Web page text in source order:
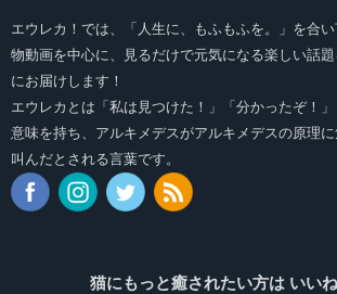
エウレカ！では、「人生に、もふもふを。」を合
物動画を中心に、見るだけで元気になる楽しい話
にお届けします！
エウレカとは「私は見つけた！」「分かったぞ！
意味を持ち、アルキメデスがアルキメデスの原理
叫んだとされる言葉です。
猫にもっと癒されたい方は いい